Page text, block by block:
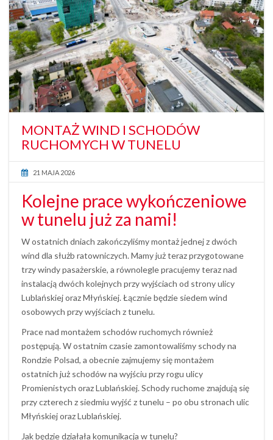
MONTAŻ WIND I SCHODÓW
RUCHOMYCH W TUNELU
21 MAJA 2026
Kolejne prace wykończeniowe
w tunelu już za nami!
W ostatnich dniach zakończyliśmy montaż jednej z dwóch
wind dla służb ratowniczych. Mamy już teraz przygotowane
trzy windy pasażerskie, a równolegle pracujemy teraz nad
instalacją dwóch kolejnych przy wyjściach od strony ulicy
Lublańskiej oraz Młyńskiej. Łącznie będzie siedem wind
osobowych przy wyjściach z tunelu.
Prace nad montażem schodów ruchomych również
postępują. W ostatnim czasie zamontowaliśmy schody na
Rondzie Polsad, a obecnie zajmujemy się montażem
ostatnich już schodów na wyjściu przy rogu ulicy
Promienistych oraz Lublańskiej. Schody ruchome znajdują się
przy czterech z siedmiu wyjść z tunelu – po obu stronach ulic
Młyńskiej oraz Lublańskiej.
Jak będzie działała komunikacja w tunelu?